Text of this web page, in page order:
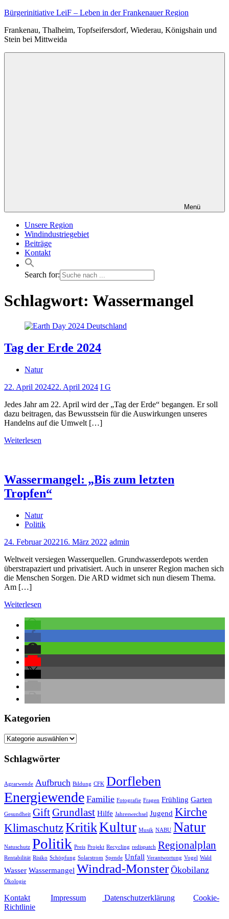
Zum
springen
Bürgerinitiative LeiF – Leben in der Frankenauer Region
Frankenau, Thalheim, Topfseifersdorf, Wiederau, Königshain und
Stein bei Mittweida
Menü
Unsere Region
Windindustriegebiet
Beiträge
Kontakt
Search for:
Schlagwort: Wassermangel
Tag der Erde 2024
Natur
22. April 202422. April 2024 I G
Jedes Jahr am 22. April wird der „Tag der Erde“ begangen. Er soll
dazu beitragen, das Bewusstsein für die Auswirkungen unseres
Handelns auf die Umwelt […]
Weiterlesen
Wassermangel: „Bis zum letzten
Tropfen“
Natur
Politik
24. Februar 202216. März 2022 admin
Weltweit versiegen Wasserquellen. Grundwasserdepots werden
überstrapaziert und privatisiert. Auch in unserer Region machen sich
die Menschen Sorgen. Die ARD widmet sich nun diesem Thema.
Am […]
Weiterlesen
Kategorien
Kategorien
Schlagwörter
Agrarwende Aufbruch Bildung CFK Dorfleben
Energiewende Familie Fotografie Fragen Frühling Garten
Gesundheit GiftGrundlast Hilfe Jahreswechsel Jugend Kirche
KlimaschutzKritikKultur Musik NABU Natur
Natuschutz Politik Preis Projekt Recycling redispatch Regionalplan
Rentabilität Risiko Schöpfung Solarstrom Spende Unfall Verantwortung Vogel Wald
Wasser Wassermangel Windrad-Monster Ökobilanz
Ökologie
Kontakt Impressum Datenschutzerklärung
Cookie-
Richtlinie